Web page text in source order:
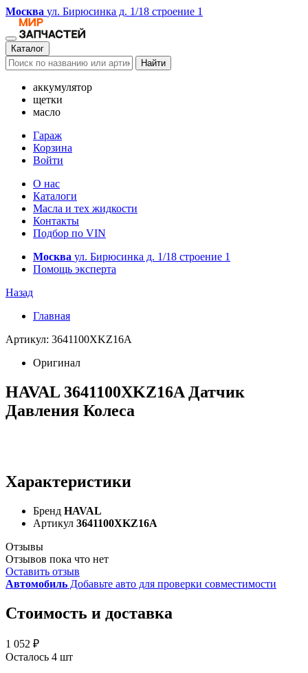
Москва ул. Бирюсинка д. 1/18 строение 1
Каталог
Найти
аккумулятор
щетки
масло
Гараж
Корзина
Войти
О нас
Каталоги
Масла и тех жидкости
Контакты
Подбор по VIN
Москва ул. Бирюсинка д. 1/18 строение 1
Помощь эксперта
Назад
Главная
Артикул: 3641100XKZ16A
Оригинал
HAVAL 3641100XKZ16A Датчик
Давления Колеса
Характеристики
Бренд HAVAL
Артикул 3641100XKZ16A
Отзывы
Отзывов пока что нет
Оставить отзыв
Автомобиль Добавьте авто для проверки совместимости
Стоимость и доставка
1 052 ₽
Осталось 4 шт